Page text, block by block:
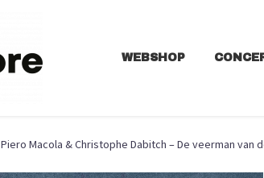
WEBSHOP
Piero Macola & Christophe Dabitch – De veerman van